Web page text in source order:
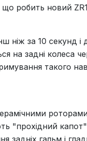
робить новий
за 10 секунд і
на задні колеса
такого
"прохідний
задніх гальм і